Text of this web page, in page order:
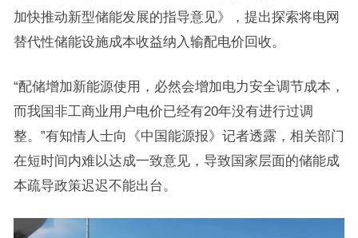
加快推动新型储能发展的指导意见》，提出探索将电网
替代性储能设施成本收益纳入输配电价回收。
“配储增加新能源使用，必然会增加电力安全调节成本，
而我国非工商业用户电价已经有20年没有进行过调
整。”有知情人士向《中国能源报》记者透露，相关部门
在短时间内难以达成一致意见，导致国家层面的储能成
本疏导政策迟迟不能出台。